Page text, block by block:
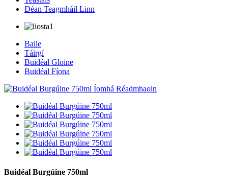
Déan Teagmháil Linn
Baile
Táirgí
Buidéal Gloine
Buidéal Fíona
Buidéal Burgúine 750ml